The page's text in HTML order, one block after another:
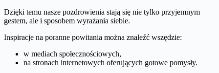
Dzięki temu nasze pozdrowienia stają się nie tylko przyjemnym
gestem, ale i sposobem wyrażania siebie.
Inspiracje na poranne powitania można znaleźć wszędzie:
w mediach społecznościowych,
na stronach internetowych oferujących gotowe pomysły.